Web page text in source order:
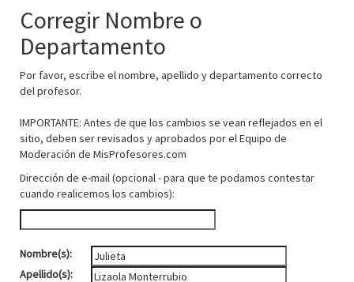
Corregir Nombre o
Departamento
Por favor, escribe el nombre, apellido y departamento correcto
del profesor.
IMPORTANTE: Antes de que los cambios se vean reflejados en el
sitio, deben ser revisados y aprobados por el Equipo de
Moderación de MisProfesores.com
Dirección de e-mail (opcional - para que te podamos contestar
cuando realicemos los cambios):
Nombre(s):
Apellido(s):